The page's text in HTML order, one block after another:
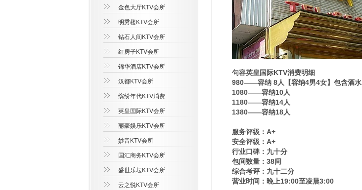
金色大厅KTV会所
明秀楼KTV会所
钻石人间KTV会所
红房子KTV会所
锦华酒店KTV会所
汉都KTV会所
缤纷年代KTV消费
英皇国际KTV会所
丽豪娱乐KTV会所
妙音KTV会所
国汇商务KTV会所
盛世乐坛KTV会所
云之悦KTV会所
句容英皇国际KTV消费明细
980——容纳 8人【容纳4男4女】包含酒水
1080——容纳10人
1180——容纳14人
1380——容纳18人
服务评级：A+
安全评级：A+
行业口碑：九十分
包间数量：38间
综合考评：九十二分
营业时间：晚上19:00至凌晨3:00